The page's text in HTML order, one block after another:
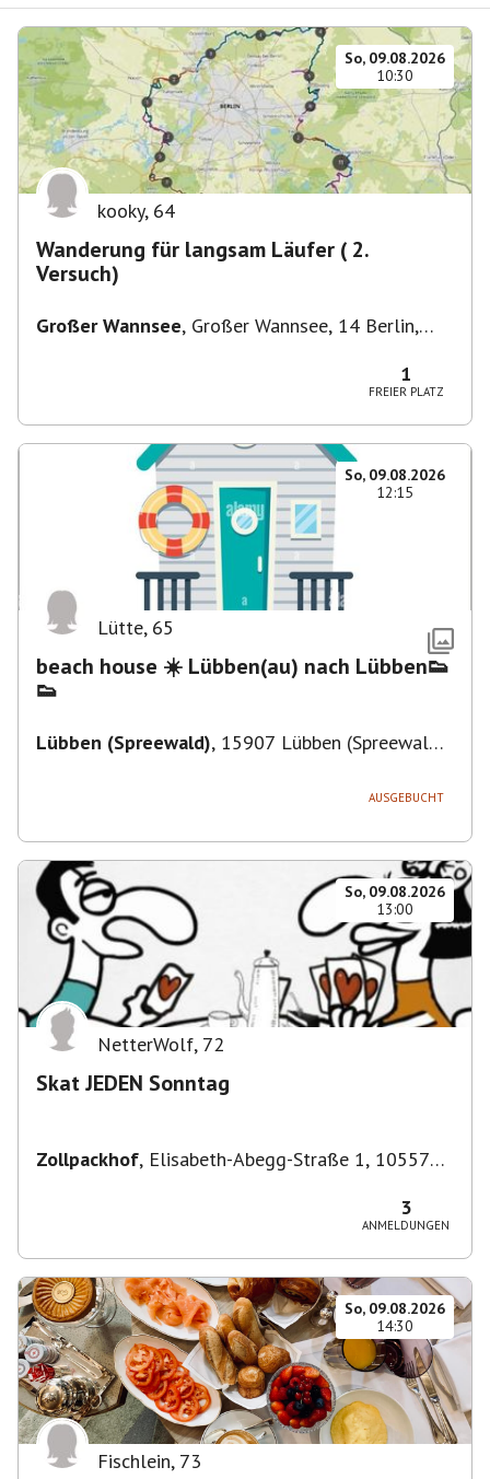
So, 09.08.2026
10:30
kooky, 64
Wanderung für langsam Läufer ( 2.
Versuch)
Großer Wannsee, Großer Wannsee, 14 Berlin,
1
FREIER PLATZ
So, 09.08.2026
12:15
Lütte, 65
beach house ☀️ Lübben(au) nach Lübben👟
👟
Lübben (Spreewald), 15907 Lübben (Spreewald),
AUSGEBUCHT
So, 09.08.2026
13:00
NetterWolf, 72
Skat JEDEN Sonntag
Zollpackhof, Elisabeth-Abegg-Straße 1, 10557
3
ANMELDUNGEN
So, 09.08.2026
14:30
Fischlein, 73